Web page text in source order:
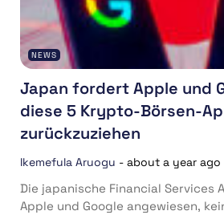
NEWS
Japan fordert Apple und
diese 5 Krypto-Börsen-
zurückzuziehen
Ikemefula Aruogu - about a year ago
Die japanische Financial Services
Apple und Google angewiesen,